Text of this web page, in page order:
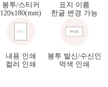
봉투/스티커
120x180(mm)
표지 이름
한글 변경 가능
내용 인쇄
컬러 인쇄
봉투 발신/수신인
먹색 인쇄